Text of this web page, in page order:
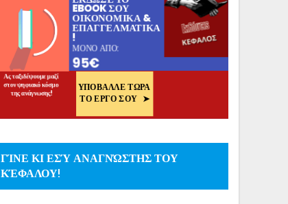
ΓΊΝΕ ΚΙ ΕΣΎ ΑΝΑΓΝΏΣΤΗΣ ΤΟΥ
ΚΈΦΑΛΟΥ!